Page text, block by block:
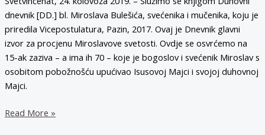
blaženik”
dnevnik [DD.] bl. Miroslava Bulešića, svećenika i mučenika, koju je
priredila Vicepostulatura, Pazin, 2017. Ovaj je Dnevnik glavni
izvor za procjenu Miroslavove svetosti. Ovdje se osvrćemo na
15-ak zaziva – a ima ih 70 – koje je bogoslov i svećenik Miroslav s
osobitom pobožnošću upućivao Isusovoj Majci i svojoj duhovnoj
Majci.
Homilija
Read More »